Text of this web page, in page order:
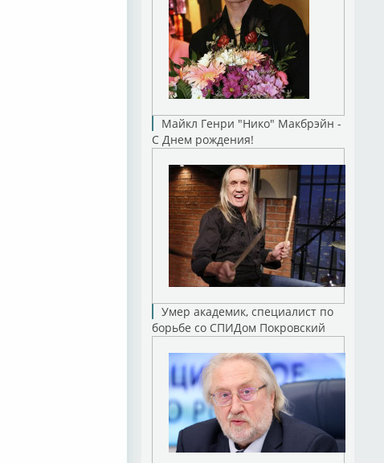
Майкл Генри "Нико" Макбрэйн -
С Днем рождения!
Умер академик, специалист по
борьбе со СПИДом Покровский